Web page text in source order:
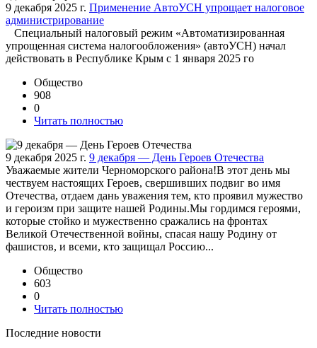
9 декабря 2025 г. Применение АвтоУСН упрощает налоговое
администрирование
Специальный налоговый режим «Автоматизированная
упрощенная система налогообложения» (автоУСН) начал
действовать в Республике Крым с 1 января 2025 го
Общество
908
0
Читать полностью
9 декабря 2025 г. 9 декабря — День Героев Отечества
Уважаемые жители Черноморского района!В этот день мы
чествуем настоящих Героев, свершивших подвиг во имя
Отечества, отдаем дань уважения тем, кто проявил мужество
и героизм при защите нашей Родины.Мы гордимся героями,
которые стойко и мужественно сражались на фронтах
Великой Отечественной войны, спасая нашу Родину от
фашистов, и всеми, кто защищал Россию...
Общество
603
0
Читать полностью
Последние новости